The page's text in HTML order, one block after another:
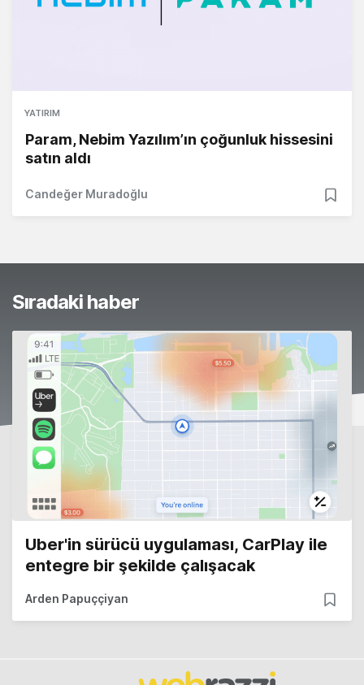
YATIRIM
Param, Nebim Yazılım’ın çoğunluk hissesini
satın aldı
Candeğer Muradoğlu
Sıradaki haber
Uber'in sürücü uygulaması, CarPlay ile
entegre bir şekilde çalışacak
Arden Papuççiyan